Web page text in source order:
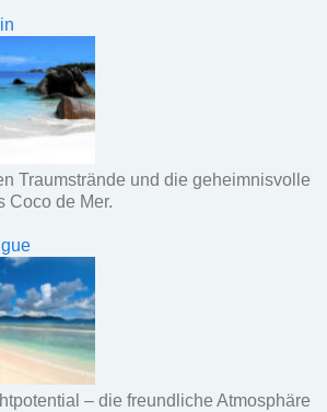
Traumstrände und die geheimnisvolle
Coco de Mer.
– die freundliche Atmosphäre